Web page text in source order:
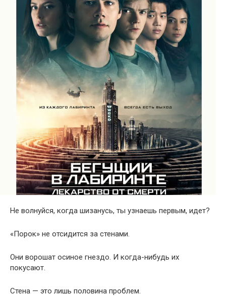
Не волнуйся, когда шизанусь, ты узнаешь первым, идет?
«Порок» не отсидится за стенами.
Они ворошат осиное гнездо. И когда-нибудь их
покусают.
Стена — это лишь половина проблем.